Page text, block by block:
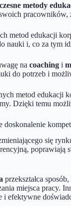
metody
pracowników,
metod edukacji
nauki i, co za tym
na coaching i
do potrzeb i
metod edukacji
Dzięki temu
doskonalenie
się
poprawiają
przekształca
miejsca pracy.
i efektywne